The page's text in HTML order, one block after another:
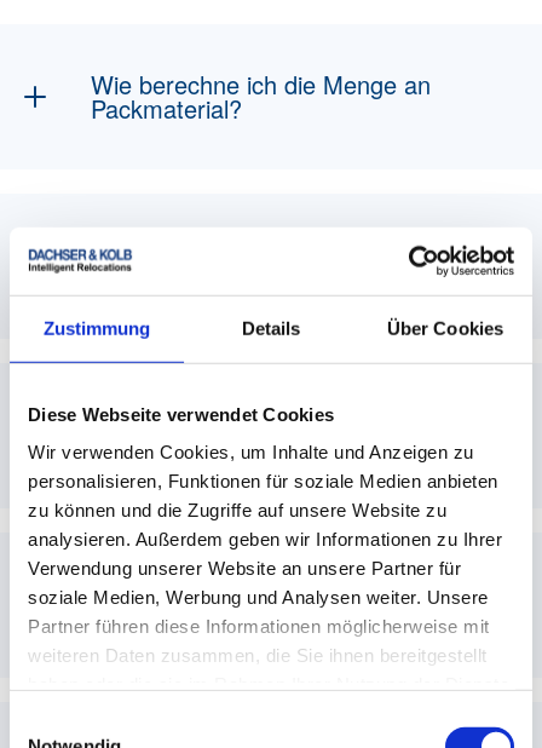
Zustimmung Details Über Cookies
Diese Webseite verwendet Cookies
Wir verwenden Cookies, um Inhalte und Anzeigen zu
personalisieren, Funktionen für soziale Medien anbieten
zu können und die Zugriffe auf unsere Website zu
analysieren. Außerdem geben wir Informationen zu Ihrer
Verwendung unserer Website an unsere Partner für
soziale Medien, Werbung und Analysen weiter. Unsere
Partner führen diese Informationen möglicherweise mit
weiteren Daten zusammen, die Sie ihnen bereitgestellt
Wie berechne ich die Menge an
Packmaterial?
Kommt die Lieferung in einem Slot oder
gestaffelt?
Vorläufen oder begrenzten Flächen
Welche Materialien sind
luftfrachttauglich?
Leichte, stabileKartons, stoßsichere Inlays.
Kennzeichnung fürAWB, keine verbotenen
Stoffe. Wir beraten routingkonform.
Kann ich nur Material beziehen, ohne
Service?
Ja.PBOist gängig. Optional können
Entsorgungs
leistungen ergänzt werden.